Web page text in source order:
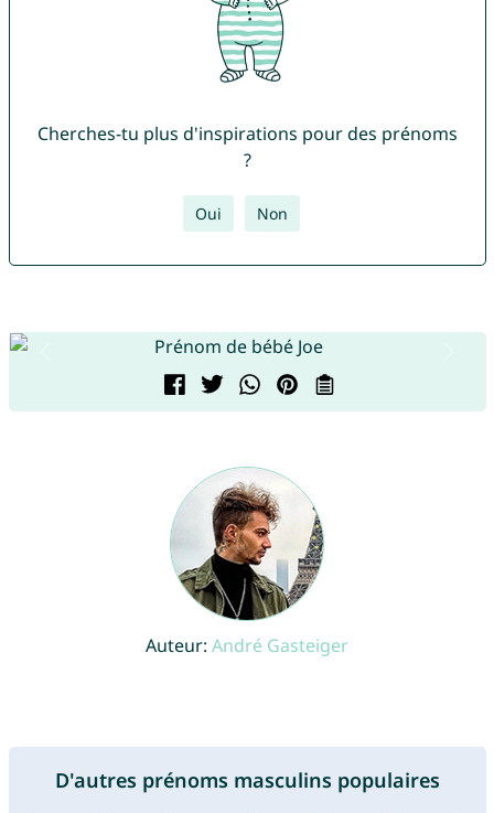
Cherches-tu plus d'inspirations pour des prénoms
?
Oui Non
Auteur: André Gasteiger
D'autres prénoms masculins populaires